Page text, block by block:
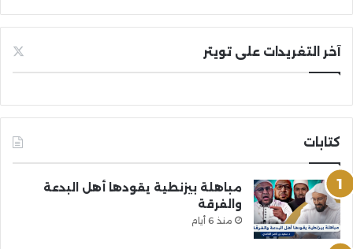
آخر التغريدات على تويتر
كتابات
مباهلة بيزنطية يقودها أهل البدعة
والفرقة
منذ 6 أيام